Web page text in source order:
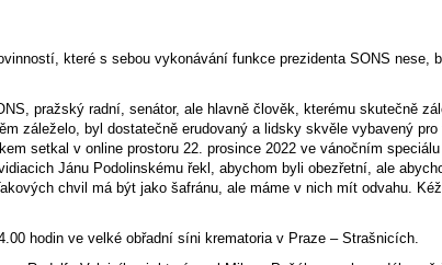
které s sebou vykonávání funkce prezidenta SONS nese,
pražský radní, senátor, ale hlavně člověk, kterému skutečně
záleželo, byl dostatečně erudovaný a lidsky skvěle vybavený
setkal v online prostoru 22. prosince 2022 ve vánočním
Jánu Podolinskému řekl, abychom byli obezřetní, ale
chvil má být jako šafránu, ale máme v nich mít odvahu.
hodin ve velké obřadní síni krematoria v Praze – Strašnicích.